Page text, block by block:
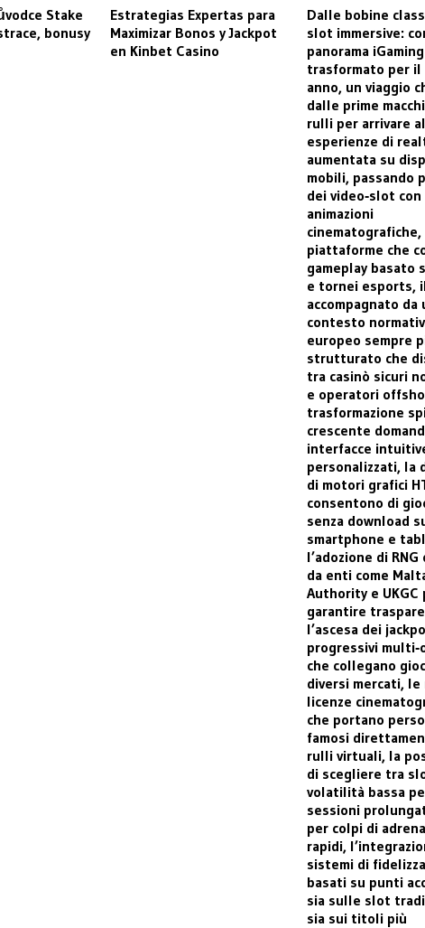
Stake
bonusy
Estrategias Expertas para
Maximizar Bonos y Jackpot
en Kinbet Casino
Dalle bobine
slot immersive:
panorama
trasformato per il
anno, un viaggio
dalle prime
rulli per arrivare
esperienze di
aumentata su
mobili, passando
dei video‑slot con
animazioni
piattaforme che
gameplay basato
e tornei esports,
accompagnato da
contesto
europeo sempre
strutturato che
tra casinò sicuri
e operatori
trasformazione
crescente
interfacce
personalizzati, la
di motori grafici
consentono di
senza download
smartphone e
l’adozione di
da enti come
Authority e UKGC
garantire
l’ascesa dei
progressivi
che collegano
diversi mercati, le
licenze
che portano
famosi
rulli virtuali, la
di scegliere tra
volatilità bassa
sessioni
per colpi di
rapidi,
sistemi di
basati su punti
sia sulle slot
sia sui titoli più